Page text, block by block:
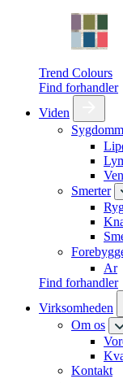
Trend Colours
Find forhandler
Viden
Smerter
Ar
Find forhandler
Virksomheden
Om os
Kontakt